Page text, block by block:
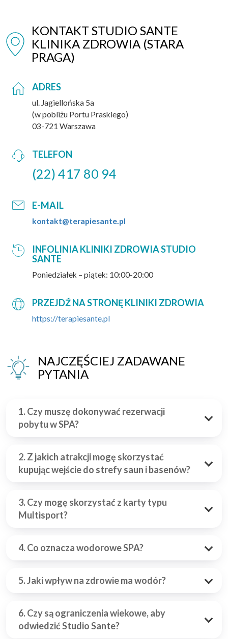
KONTAKT STUDIO SANTE
KLINIKA ZDROWIA (STARA
PRAGA)
ADRES
ul. Jagiellońska 5a
(w pobliżu Portu Praskiego)
03-721 Warszawa
TELEFON
(22) 417 80 94
E-MAIL
kontakt@terapiesante.pl
INFOLINIA KLINIKI ZDROWIA STUDIO
SANTE
Poniedziałek – piątek: 10:00-20:00
PRZEJDŹ NA STRONĘ KLINIKI ZDROWIA
https://terapiesante.pl
NAJCZĘŚCIEJ ZADAWANE
PYTANIA
1. Czy muszę dokonywać rezerwacji
pobytu w SPA?
2. Z jakich atrakcji mogę skorzystać
kupując wejście do strefy saun i basenów?
3. Czy mogę skorzystać z karty typu
Multisport?
4. Co oznacza wodorowe SPA?
5. Jaki wpływ na zdrowie ma wodór?
6. Czy są ograniczenia wiekowe, aby
odwiedzić Studio Sante?